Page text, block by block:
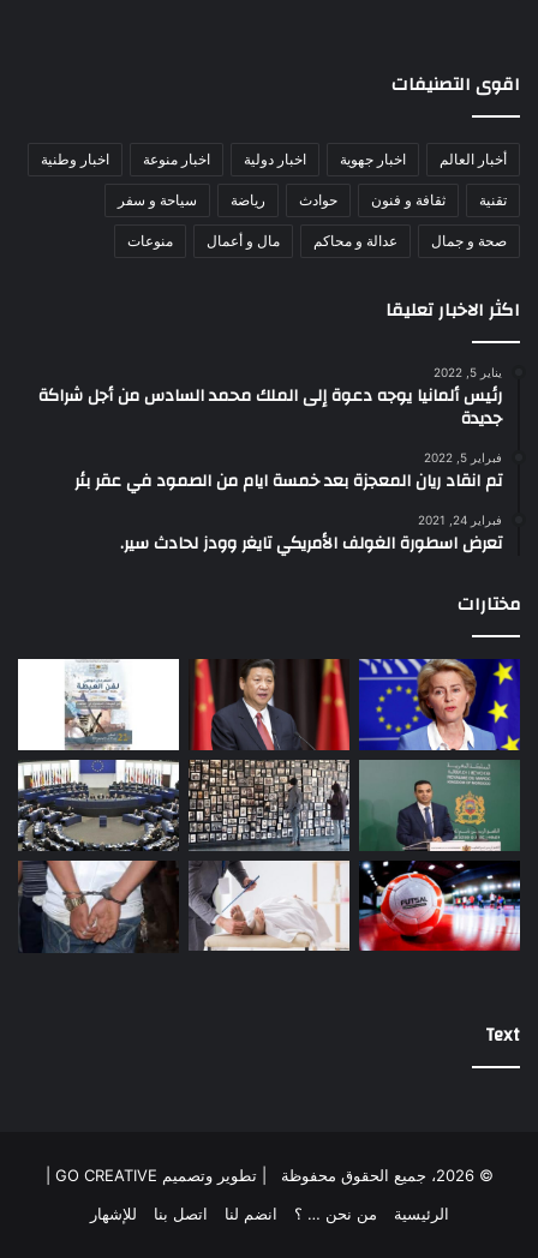
اقوى التصنيفات
أخبار العالم اخبار جهوية اخبار دولية اخبار منوعة اخبار وطنية
تقنية ثقافة و فنون حوادث رياضة سياحة و سفر
صحة و جمال عدالة و محاكم مال و أعمال منوعات
اكثر الاخبار تعليقا
يناير 5, 2022
رئيس ألمانيا يوجه دعوة إلى الملك محمد السادس من أجل شراكة
جديدة
فبراير 5, 2022
تم انقاد ريان المعجزة بعد خمسة ايام من الصمود في عقر بئر
فبراير 24, 2021
تعرض اسطورة الغولف الأمريكي تايغر وودز لحادث سير.
مختارات
Text
© 2026، جميع الحقوق محفوظة | تطوير وتصميم GO CREATIVE
الرئيسية
من نحن … ؟ انضم لنا اتصل بنا للإشهار